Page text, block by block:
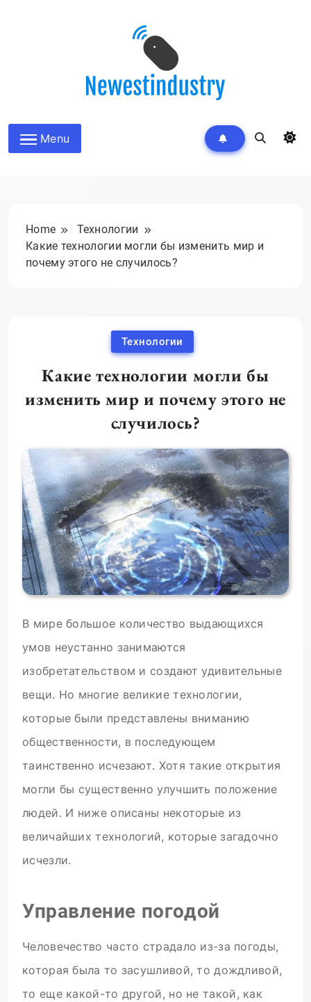
Menu
Home
Технологии
Какие технологии могли бы изменить мир и
почему этого не случилось?
Технологии
Какие технологии могли бы
изменить мир и почему этого не
случилось?
В мире большое количество выдающихся
умов неустанно занимаются
изобретательством и создают удивительные
вещи. Но многие великие технологии,
которые были представлены вниманию
общественности, в последующем
таинственно исчезают. Хотя такие открытия
могли бы существенно улучшить положение
людей. И ниже описаны некоторые из
величайших технологий, которые загадочно
исчезли.
Управление погодой
Человечество часто страдало из-за погоды,
которая была то засушливой, то дождливой,
то еще какой-то другой, но не такой, как